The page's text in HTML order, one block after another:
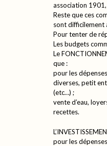
association
Reste que ces
sont difficilement
Pour tenter de
Les budgets
Le
que :
pour les
diverses, petit
(etc…) ;
vente d’eau,
recettes.
pour les